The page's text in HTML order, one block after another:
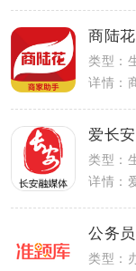
商陆
类型：
爱长安
类型：
公务
类型：